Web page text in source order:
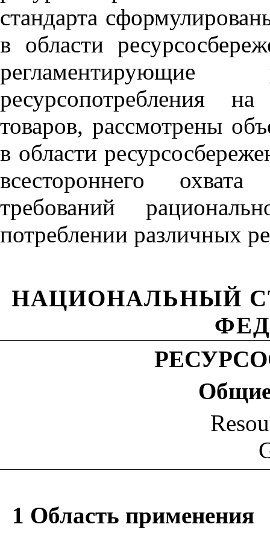
стандарта
в области
ресурсопотребления
товаров, рассмотрены
в области
всестороннего
требований
потреблении различных
НАЦИОНАЛЬНЫЙ
1 Область применения